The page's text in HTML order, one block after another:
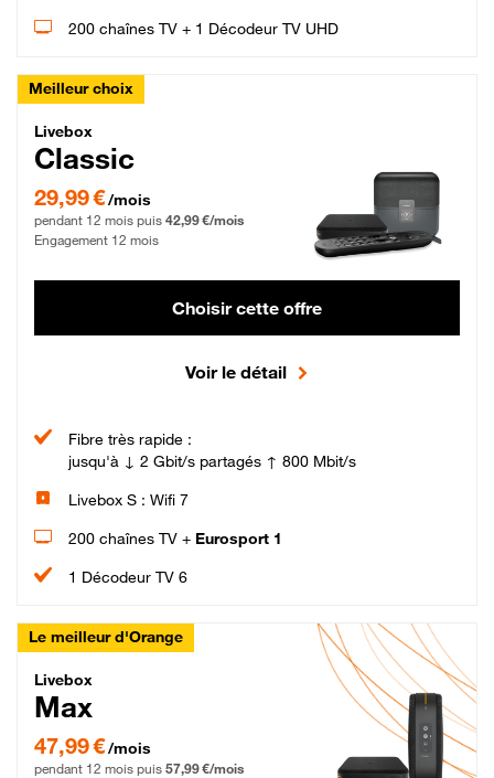
200 chaînes TV + 1 Décodeur TV UHD
Meilleur choix
Livebox Classic Fibre
Livebox
Classic
29,99 € par mois pendant 12 mois puis 42,99 € par mois, Engagement 12 mois
29,99 €/mois
pendant 12 mois puis 42,99 €/mois
Engagement 12 mois
Choisir cette offre
Voir le détail
Fibre très rapide :
jusqu'à ↓ 2 Gbit/s partagés ↑ 800 Mbit/s
Livebox S : Wifi 7
200 chaînes TV + Eurosport 1
1 Décodeur TV 6
Le meilleur d'Orange
Livebox Max Fibre
Livebox
Max
47,99 € par mois pendant 12 mois puis 57,99 € par mois, Engagement 12 mois
47,99 €/mois
pendant 12 mois puis 57,99 €/mois